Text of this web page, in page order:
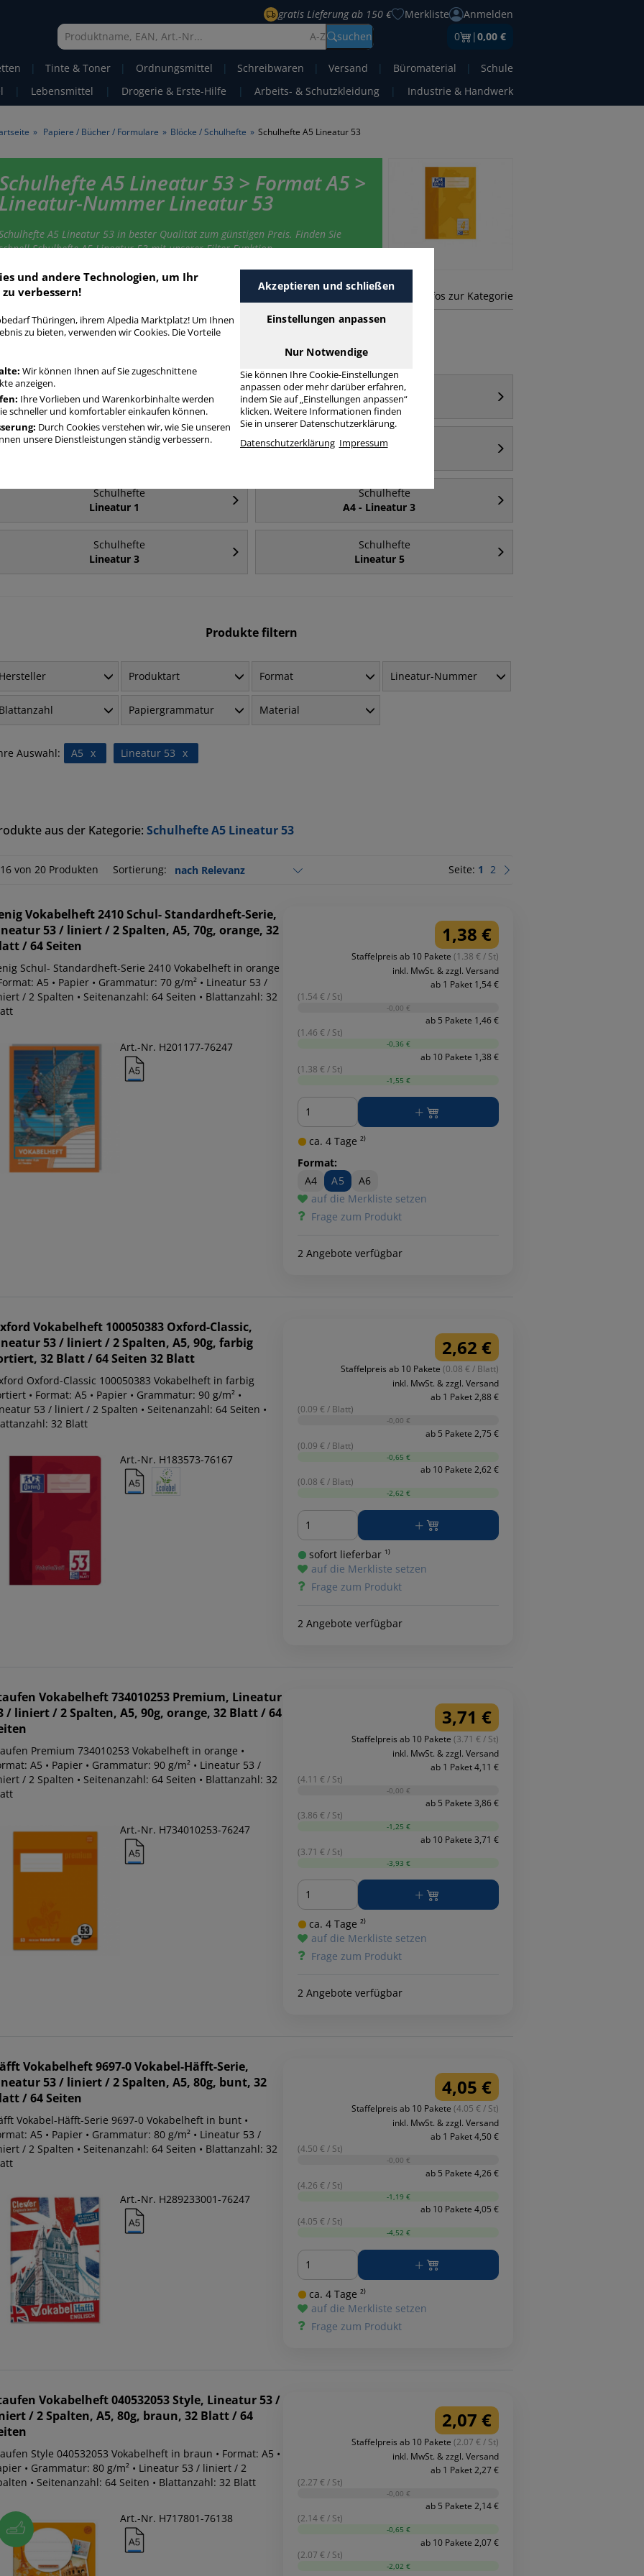
gratis Lieferung ab 150 € Merkliste
Anmelden
A-Z
suchen 0 |0,00 €
| Tinte & Toner | Ordnungsmittel | Schreibwaren | Versand | Büromaterial |
Schule
| Lebensmittel | Drogerie & Erste-Hilfe | Arbeits- & Schutzkleidung | Industrie & Handwerk
» Papiere / Bücher / Formulare » Blöcke / Schulhefte » Schulhefte A5 Lineatur 53
A5 Lineatur 53 > Format A5 >
Lineatur-Nummer Lineatur 53
A5 Lineatur 53 in bester Qualität zum günstigen Preis. Finden Sie
Schulhefte A5 Lineatur 53 mit unserer Filter-Funktion.
A5 Lineatur 53 mehr Infos zur Kategorie
Häufig gesucht
Lineatur 2
Schulhefte
A4 - Lineatur 2
Schulhefte
Schulhefte
Schulhefte
Lineatur 1
Schulhefte
A4 - Lineatur 3
Schulhefte
Lineatur 3
Schulhefte
Lineatur 5
Produkte filtern
Hersteller Produktart Format Lineatur-Nummer
Blattanzahl Papiergrammatur Material
Auswahl: x
A5 x
Lineatur 53
aus der Kategorie: Schulhefte A5 Lineatur 53
von 20 Produkten Sortierung: Seite: 1 2
Vokabelheft 2410 Schul- Standardheft-Serie,
53 / liniert / 2 Spalten, A5, 70g, orange, 32
/ 64 Seiten
Schul- Standardheft-Serie 2410 Vokabelheft in orange
A5 • Papier • Grammatur: 70 g/m² • Lineatur 53 /
/ 2 Spalten • Seitenanzahl: 64 Seiten • Blattanzahl: 32
Art.-Nr. H201177-76247
1,38 €
Staffelpreis ab 10 Pakete (1.38 € / St)
inkl. MwSt. & zzgl. Versand
ab 1 Paket 1,54 €
(1.54 € / St)
-0,00 €
ab 5 Pakete 1,46 €
(1.46 € / St)
-0,36 €
ab 10 Pakete 1,38 €
(1.38 € / St)
-1,55 €
Menge
ca. 4 Tage ²⁾
Format:
A4
A5
A6
auf die Merkliste setzen
Frage zum Produkt
2 Angebote verfügbar
Vokabelheft 100050383 Oxford-Classic,
53 / liniert / 2 Spalten, A5, 90g, farbig
32 Blatt / 64 Seiten 32 Blatt
Oxford-Classic 100050383 Vokabelheft in farbig
• Format: A5 • Papier • Grammatur: 90 g/m² •
53 / liniert / 2 Spalten • Seitenanzahl: 64 Seiten •
32 Blatt
Art.-Nr. H183573-76167
2,62 €
Staffelpreis ab 10 Pakete (0.08 € / Blatt)
inkl. MwSt. & zzgl. Versand
ab 1 Paket 2,88 €
(0.09 € / Blatt)
-0,00 €
ab 5 Pakete 2,75 €
(0.09 € / Blatt)
-0,65 €
ab 10 Pakete 2,62 €
(0.08 € / Blatt)
-2,62 €
Menge
sofort lieferbar ¹⁾
auf die Merkliste setzen
Frage zum Produkt
2 Angebote verfügbar
Vokabelheft 734010253 Premium, Lineatur
/ liniert / 2 Spalten, A5, 90g, orange, 32 Blatt / 64
Premium 734010253 Vokabelheft in orange •
A5 • Papier • Grammatur: 90 g/m² • Lineatur 53 /
/ 2 Spalten • Seitenanzahl: 64 Seiten • Blattanzahl: 32
Art.-Nr. H734010253-76247
3,71 €
Staffelpreis ab 10 Pakete (3.71 € / St)
inkl. MwSt. & zzgl. Versand
ab 1 Paket 4,11 €
(4.11 € / St)
-0,00 €
ab 5 Pakete 3,86 €
(3.86 € / St)
-1,25 €
ab 10 Pakete 3,71 €
(3.71 € / St)
-3,93 €
Menge
ca. 4 Tage ²⁾
auf die Merkliste setzen
Frage zum Produkt
2 Angebote verfügbar
Vokabelheft 9697-0 Vokabel-Häfft-Serie,
53 / liniert / 2 Spalten, A5, 80g, bunt, 32
/ 64 Seiten
Vokabel-Häfft-Serie 9697-0 Vokabelheft in bunt •
A5 • Papier • Grammatur: 80 g/m² • Lineatur 53 /
/ 2 Spalten • Seitenanzahl: 64 Seiten • Blattanzahl: 32
Art.-Nr. H289233001-76247
4,05 €
Staffelpreis ab 10 Pakete (4.05 € / St)
inkl. MwSt. & zzgl. Versand
ab 1 Paket 4,50 €
(4.50 € / St)
-0,00 €
ab 5 Pakete 4,26 €
(4.26 € / St)
-1,19 €
ab 10 Pakete 4,05 €
(4.05 € / St)
-4,52 €
Menge
ca. 4 Tage ²⁾
auf die Merkliste setzen
Frage zum Produkt
Vokabelheft 040532053 Style, Lineatur 53 /
/ 2 Spalten, A5, 80g, braun, 32 Blatt / 64
Style 040532053 Vokabelheft in braun • Format: A5 •
• Grammatur: 80 g/m² • Lineatur 53 / liniert / 2
• Seitenanzahl: 64 Seiten • Blattanzahl: 32 Blatt
Art.-Nr. H717801-76138
2,07 €
Staffelpreis ab 10 Pakete (2.07 € / St)
inkl. MwSt. & zzgl. Versand
ab 1 Paket 2,27 €
(2.27 € / St)
-0,00 €
ab 5 Pakete 2,14 €
(2.14 € / St)
-0,65 €
ab 10 Pakete 2,07 €
(2.07 € / St)
-2,02 €
und andere Technologien, um Ihr
verbessern!
Thüringen, ihrem Alpedia Marktplatz! Um Ihnen
zu bieten, verwenden wir Cookies. Die Vorteile
Wir können Ihnen auf Sie zugeschnittene
anzeigen.
Ihre Vorlieben und Warenkorbinhalte werden
schneller und komfortabler einkaufen können.
Durch Cookies verstehen wir, wie Sie unseren
unsere Dienstleistungen ständig verbessern.
Akzeptieren und schließen
Einstellungen anpassen
Nur Notwendige
Sie können Ihre Cookie-Einstellungen
anpassen oder mehr darüber erfahren,
indem Sie auf „Einstellungen anpassen“
klicken. Weitere Informationen finden
Sie in unserer Datenschutzerklärung.
Datenschutzerklärung Impressum